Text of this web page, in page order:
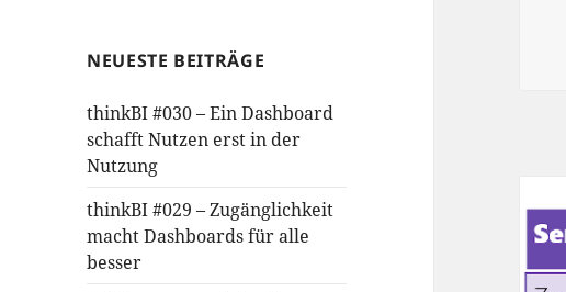
NEUESTE BEITRÄGE
thinkBI #030 – Ein Dashboard
schafft Nutzen erst in der
Nutzung
thinkBI #029 – Zugänglichkeit
macht Dashboards für alle
besser